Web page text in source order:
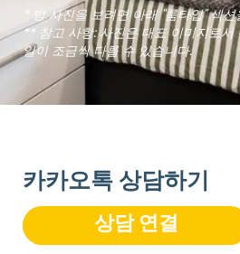
* 방 사진을 보려면 아래 "룸타입" 섹
** 참고 사항: 사진은 대표 이미지로서
일이 조금씩 다를 수 있습니다.
카카오톡 상담하기
상담 연결